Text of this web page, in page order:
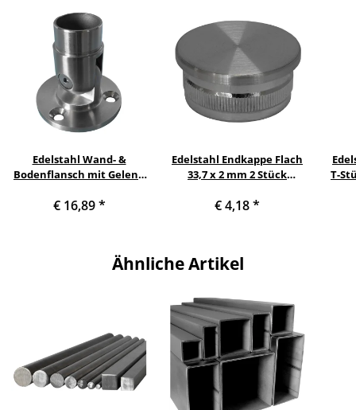
Edelstahl Wand- &
Bodenflansch mit Gelenk
€ 16,89*
Edelstahl Endkappe Flach
33,7 x 2 mm 2 Stück
€ 4,18*
T-
Ähnliche Artikel